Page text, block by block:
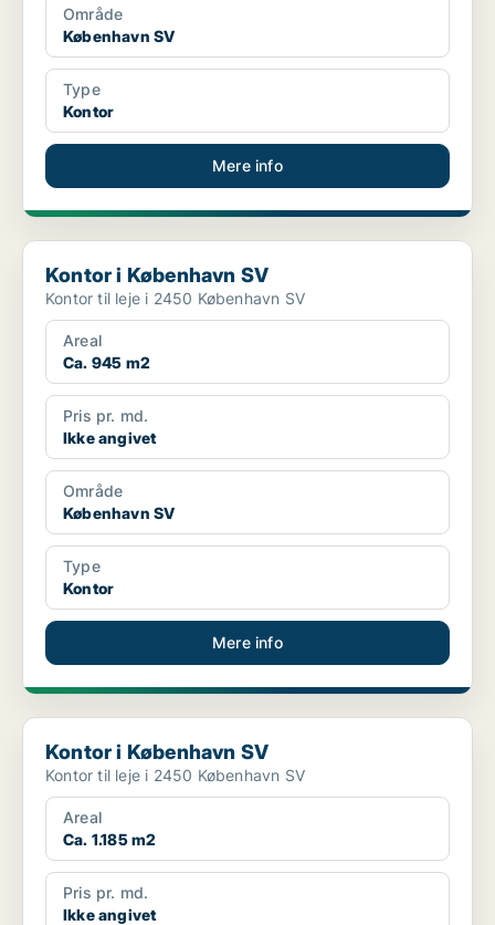
Område
København SV
Type
Kontor
Mere info
Kontor i København SV
Kontor i København SV
Kontor til leje i 2450 København SV
Areal
Ca. 945 m2
Pris pr. md.
Ikke angivet
Område
København SV
Type
Kontor
Mere info
Kontor i København SV
Kontor i København SV
Kontor til leje i 2450 København SV
Areal
Ca. 1.185 m2
Pris pr. md.
Ikke angivet